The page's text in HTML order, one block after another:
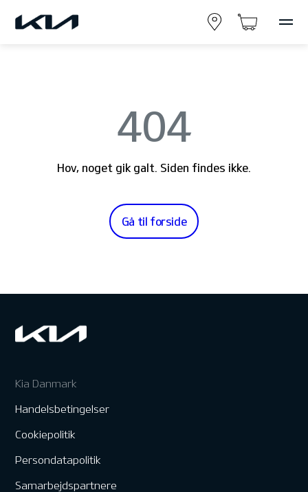
404
Hov, noget gik galt. Siden findes ikke.
Gå til forside
Kia Danmark
Handelsbetingelser
Cookiepolitik
Persondatapolitik
Samarbejdspartnere